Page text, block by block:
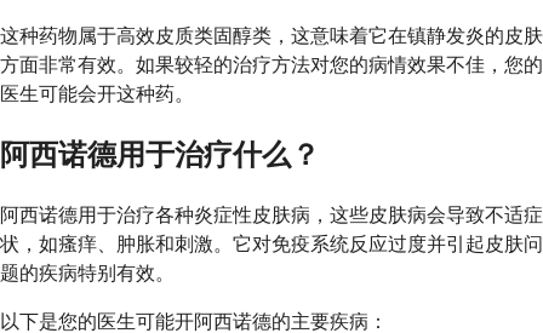
这种药物属于高效皮质类固醇类，这意味着它在镇静发炎的皮肤
方面非常有效。如果较轻的治疗方法对您的病情效果不佳，您的
医生可能会开这种药。
阿西诺德用于治疗什么？
阿西诺德用于治疗各种炎症性皮肤病，这些皮肤病会导致不适症
状，如瘙痒、肿胀和刺激。它对免疫系统反应过度并引起皮肤问
题的疾病特别有效。
以下是您的医生可能开阿西诺德的主要疾病：